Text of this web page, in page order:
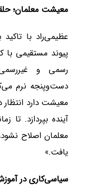
معیشت معلمان؛
عظیمی‌راد با
پیوند مستقیمی با
رسمی و
دست‌وپنجه نرم
معیشت دارد
آینده بپردازد.
معلمان اصلاح
یافت.»
سیاسی‌کاری در